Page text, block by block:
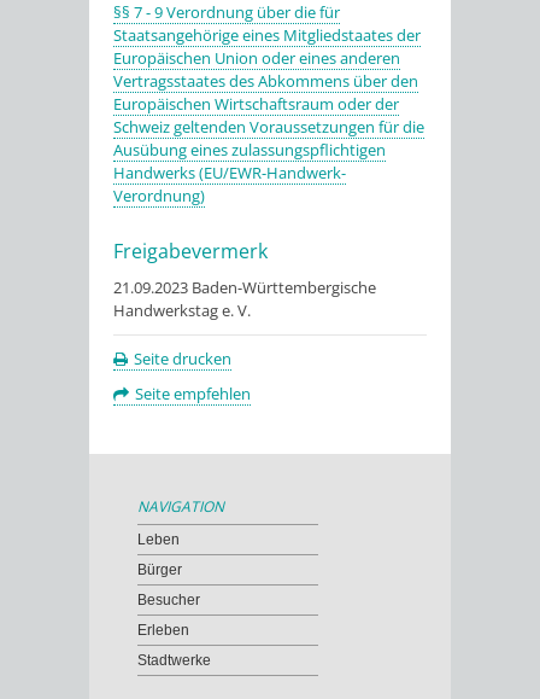
§§ 7 - 9 Verordnung über die für
Staatsangehörige eines Mitgliedstaates der
Europäischen Union oder eines anderen
Vertragsstaates des Abkommens über den
Europäischen Wirtschaftsraum oder der
Schweiz geltenden Voraussetzungen für die
Ausübung eines zulassungspflichtigen
Handwerks (EU/EWR-Handwerk-
Verordnung)
Freigabevermerk
21.09.2023 Baden-Württembergische
Handwerkstag e. V.
Seite drucken
Seite empfehlen
NAVIGATION
Leben
Bürger
Besucher
Erleben
Stadtwerke